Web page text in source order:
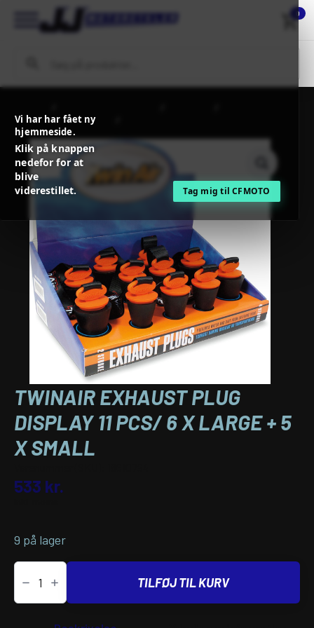
Vi har har fået ny
hjemmeside.
Klik på knappen
nedefor for at
blive
viderestillet.
Tag mig til CFMOTO
0
Udstødning + tilbehør
PCS/ 6 X LARGE + 5 X SMALL
TWINAIR EXHAUST PLUG
DISPLAY 11 PCS/ 6 X LARGE + 5
X SMALL
533 kr.
9 på lager
TwinAir
EXHAUST
PLUG
DISPLAY
TILFØJ TIL KURV